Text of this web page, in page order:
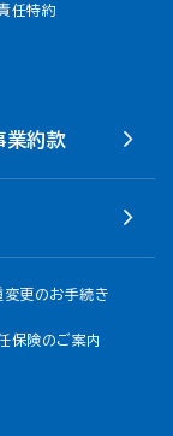
任特約
業約款
変更のお手続き
保険のご案内